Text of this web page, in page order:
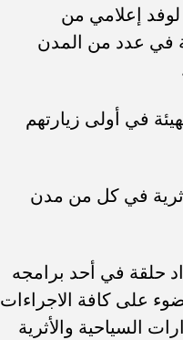
لوفد إعلامي من
في عدد من المدن
في أولى زيارتهم
في كل من مدن
حلقة في أحد برامجه
على كافة الاجراءات
السياحية والأثرية